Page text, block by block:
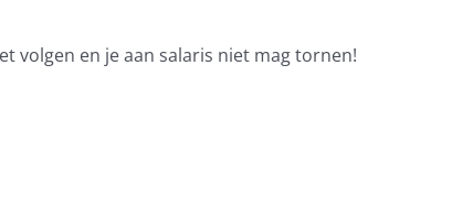
volgen en je aan salaris niet mag tornen!